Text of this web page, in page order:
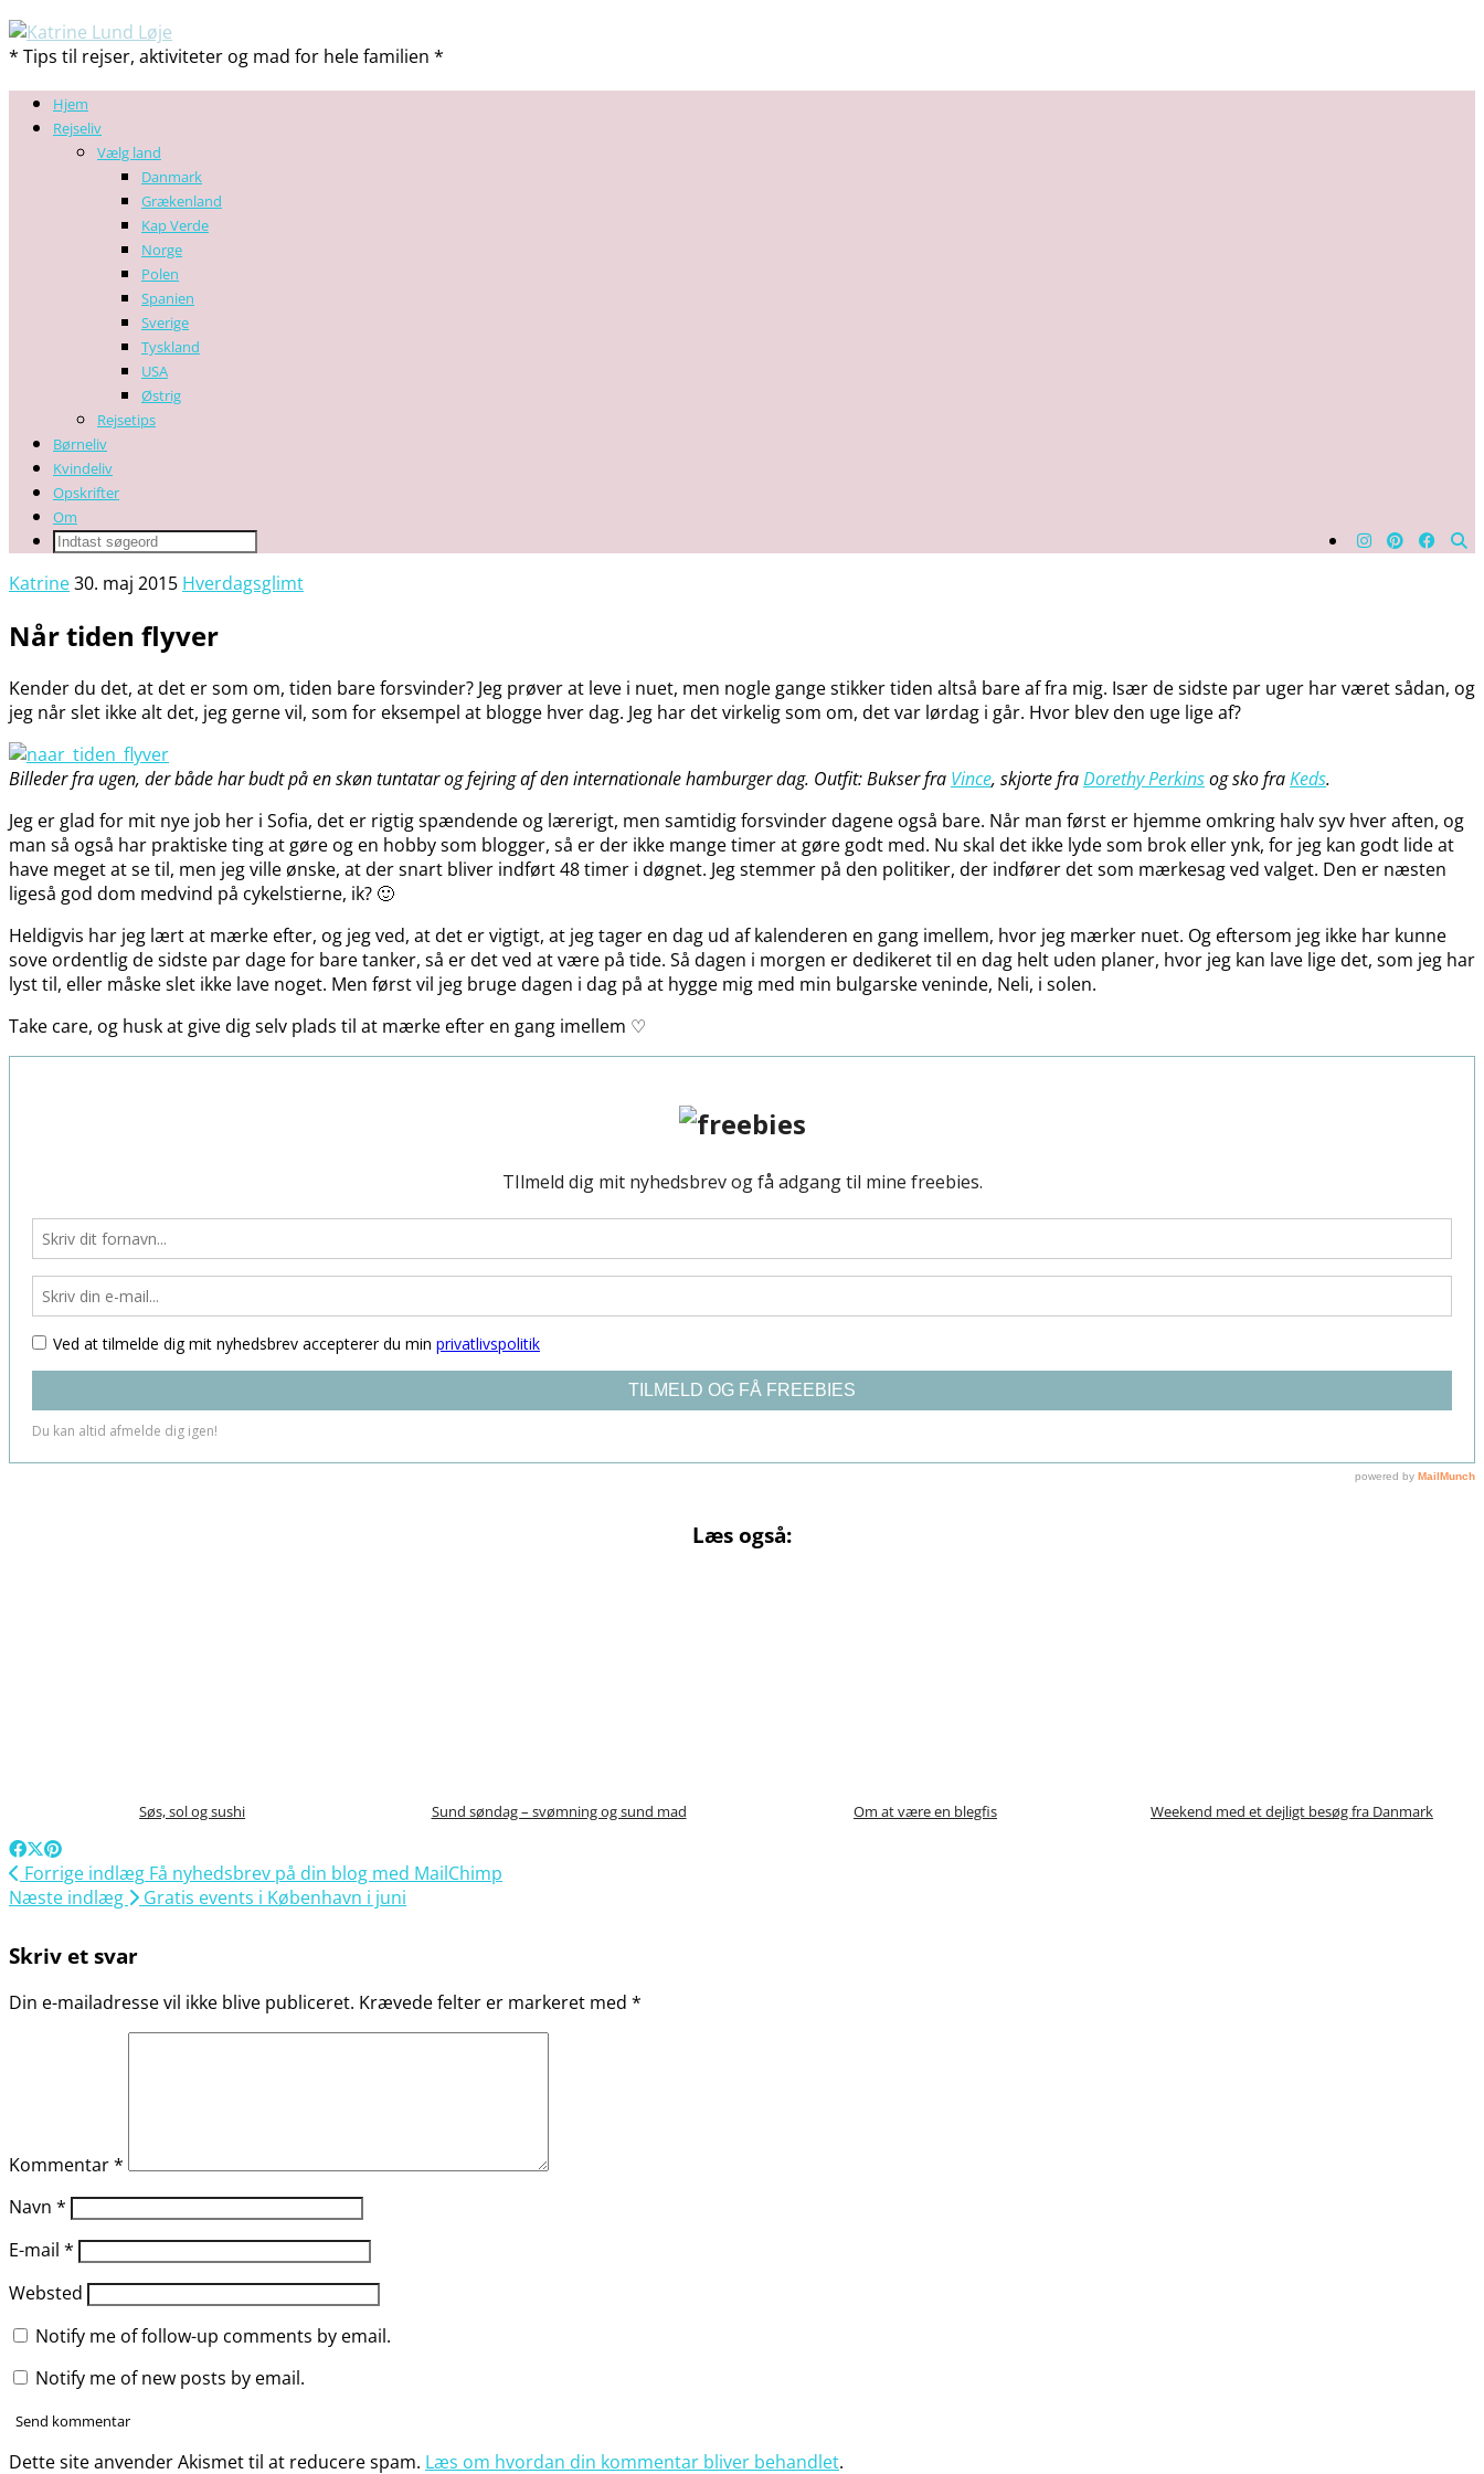
* Tips til rejser, aktiviteter og mad for hele familien *
Hjem
Rejseliv
Vælg land
Danmark
Grækenland
Kap Verde
Norge
Polen
Spanien
Sverige
Tyskland
USA
Østrig
Rejsetips
Børneliv
Kvindeliv
Opskrifter
Om
Katrine30. maj 2015 Hverdagsglimt
Når tiden flyver
Kender du det, at det er som om, tiden bare forsvinder? Jeg prøver at leve i nuet, men nogle gange stikker tiden altså bare af fra mig. Især de sidste par uger har været sådan, og
jeg når slet ikke alt det, jeg gerne vil, som for eksempel at blogge hver dag. Jeg har det virkelig som om, det var lørdag i går. Hvor blev den uge lige af?
Billeder fra ugen, der både har budt på en skøn tuntatar og fejring af den internationale hamburger dag. Outfit: Bukser fra Vince, skjorte fraDorethy Perkinsog sko fraKeds.
Jeg er glad for mit nye job her i Sofia, det er rigtig spændende og lærerigt, men samtidig forsvinder dagene også bare. Når man først er hjemme omkring halv syv hver aften, og
man så også har praktiske ting at gøre og en hobby som blogger, så er der ikke mange timer at gøre godt med. Nu skal det ikke lyde som brok eller ynk, for jeg kan godt lide at
have meget at se til, men jeg ville ønske, at der snart bliver indført 48 timer i døgnet. Jeg stemmer på den politiker, der indfører det som mærkesag ved valget. Den er næsten
ligeså god dom medvind på cykelstierne, ik? 🙂
Heldigvis har jeg lært at mærke efter, og jeg ved, at det er vigtigt, at jeg tager en dag ud af kalenderen en gang imellem, hvor jeg mærker nuet. Og eftersom jeg ikke har kunne
sove ordentlig de sidste par dage for bare tanker, så er det ved at være på tide. Så dagen i morgen er dedikeret til en dag helt uden planer, hvor jeg kan lave lige det, som jeg har
lyst til, eller måske slet ikke lave noget. Men først vil jeg bruge dagen i dag på at hygge mig med min bulgarske veninde, Neli, i solen.
Take care, og husk at give dig selv plads til at mærke efter en gang imellem ♡
Læs også:
Søs, sol og sushi Sund søndag – svømning og sund mad Om at være en blegfis Weekend med et dejligt besøg fra Danmark
Forrige indlæg Få nyhedsbrev på din blog med MailChimp
Næste indlæg
Gratis events i København i juni
Skriv et svar
Din e-mailadresse vil ikke blive publiceret. Krævede felter er markeret med *
Kommentar*
Navn *
E-mail *
Websted
Notify me of follow-up comments by email.
Notify me of new posts by email.
Dette site anvender Akismet til at reducere spam. Læs om hvordan din kommentar bliver behandlet.